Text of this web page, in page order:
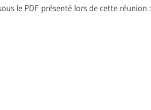
le PDF présenté lors de cette réunion :